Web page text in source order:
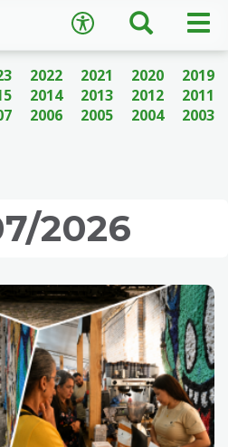
Busca
Acessibilidade ×
2022 2021 2020
2019
2014 2013 2012
2011
2006 2005 2004
2003
2026